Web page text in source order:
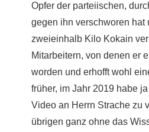
Opfer der parteiischen,
gegen ihn verschworen
zweieinhalb Kilo Kokain
Mitarbeitern, von denen er
worden und erhofft wohl
früher, im Jahr 2019 habe
Video an Herrn Strache zu
übrigen ganz ohne das